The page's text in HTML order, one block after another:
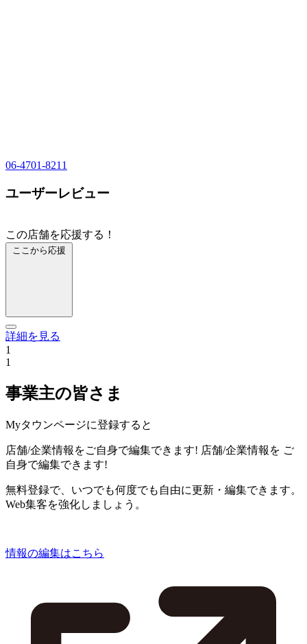
06-4701-8211
ユーザーレビュー
この店舗を応援する！
ここから応援
詳細を見る
1
1
事業主の皆さま
Myタウンページに登録すると
店舗/企業情報をご自身で編集できます! 店舗/企業情報を ご
自身で編集できます!
無料登録で、いつでも何度でも自由に更新・編集できます。
Web集客を強化しましょう。
情報の編集はこちら